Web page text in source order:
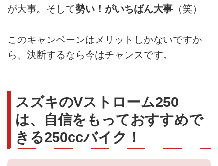
が大事。そして勢い！がいちばん大事 （笑）
このキャンペーンはメリットしかないですか
ら、決断するなら今はチャンスです。
スズキのVストローム250
は、自信をもっておすすめで
きる250ccバイク！